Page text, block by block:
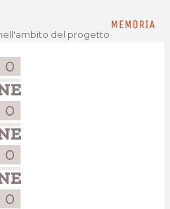
del progetto